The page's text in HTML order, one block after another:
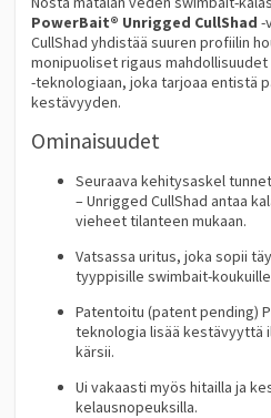
PowerBait® Unrigged CullShad -
CullShad yhdistää suuren profiilin
monipuoliset rigaus
-teknologiaan, joka tarjoaa entistä
kestävyyden.
Ominaisuudet
Seuraava kehitysaskel
– Unrigged CullShad antaa
vieheet tilanteen mukaan.
Vatsassa uritus, joka sopii
tyyppisille swimbait-
Patentoitu (patent pending)
teknologia lisää kestävyyttä
kärsii.
Ui vakaasti myös hitailla ja
kelausnopeuksilla.